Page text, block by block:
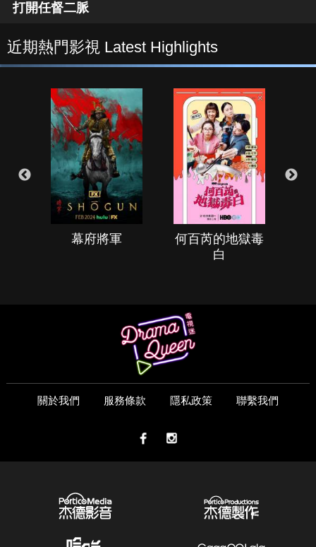
打開任督二脈
近期熱門影視 Latest Highlights
幕府將軍
何百芮的地獄毒
白
關於我們 服務條款 隱私政策 聯繫我們